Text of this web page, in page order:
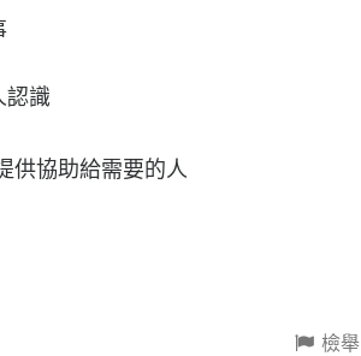
認識
供協助給需要的人
檢舉